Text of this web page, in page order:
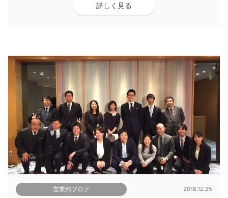
詳しく見る
営業部ブログ 2018.12.25